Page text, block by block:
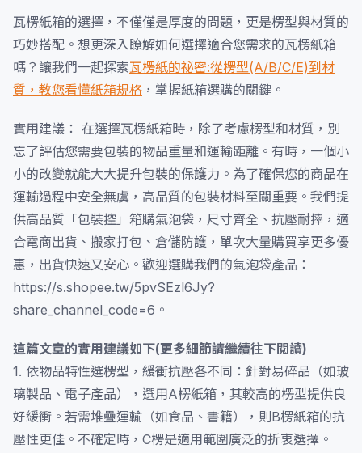
瓦楞紙箱的選擇，不僅僅是厚度的問題，更是楞型與材質的
巧妙搭配。想更深入瞭解如何選擇適合您需求的瓦楞紙箱
嗎？讓我們一起探索瓦楞紙的祕密:從楞型(A/B/C/E)到材
質，教您看懂紙箱規格 ，掌握紙箱選購的關鍵。
實用建議： 在選擇瓦楞紙箱時，除了考慮楞型和材質，別
忘了評估您需要包裝的物品重量和運輸距離。有時，一個小
小的改變就能大大提升包裝的保護力。為了確保您的商品在
運輸過程中安全無虞，高品質的包裝材料至關重要。我們提
供高品質「包裝控」箱購氣泡袋，尺寸齊全、抗壓耐摔，適
合電商出貨、搬家打包、倉儲防護，單次大量購買享更多優
惠，出貨快速又安心。歡迎選購我們的氣泡袋產品：
https://s.shopee.tw/5pvSEzl6Jy?
share_channel_code=6。
這篇文章的實用建議如下(更多細節請繼續往下閱讀)
1. 依物品特性選楞型，緩衝抗壓各不同：針對易碎品（如玻
璃製品、電子產品），選用A楞紙箱，其較高的楞型提供良
好緩衝。若需堆疊運輸（如食品、書籍），則B楞紙箱的抗
壓性更佳。不確定時，C楞是適用範圍廣泛的折衷選擇。